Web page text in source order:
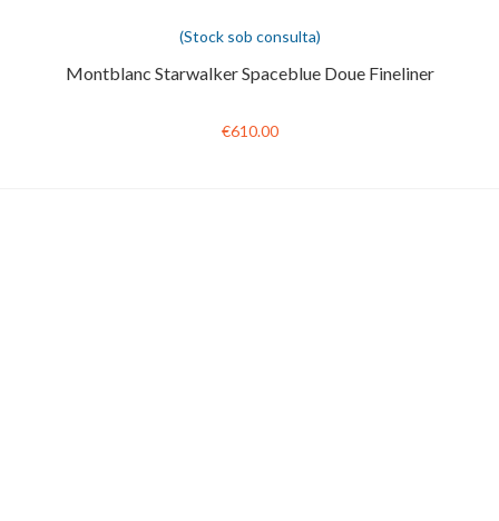
(Stock sob consulta)
Montblanc Starwalker Spaceblue Doue Fineliner
€610.00